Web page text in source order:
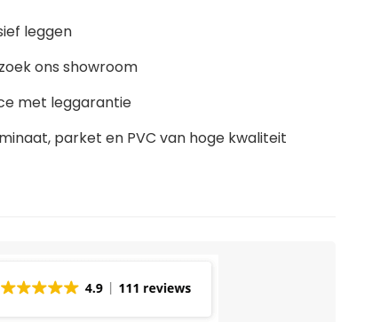
leggen
ons showroom
met leggarantie
parket en PVC van hoge kwaliteit